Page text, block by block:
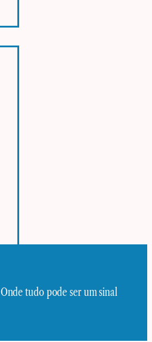
Onde tudo pode ser um sinal